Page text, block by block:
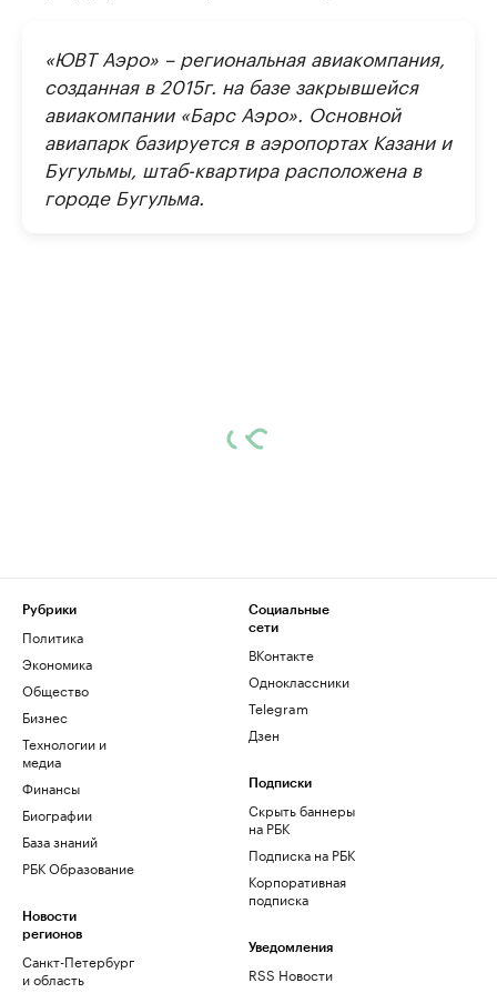
«ЮВТ Аэро» – региональная авиакомпания,
созданная в 2015г. на базе закрывшейся
авиакомпании «Барс Аэро». Основной
авиапарк базируется в аэропортах Казани и
Бугульмы, штаб-квартира расположена в
городе Бугульма.
Рубрики
Политика
Экономика
Общество
Бизнес
Технологии и
медиа
Финансы
Биографии
База знаний
РБК Образование
Новости
регионов
Санкт-Петербург
и область
Социальные
сети
ВКонтакте
Одноклассники
Telegram
Дзен
Подписки
Скрыть баннеры
на РБК
Подписка на РБК
Корпоративная
подписка
Уведомления
RSS Новости